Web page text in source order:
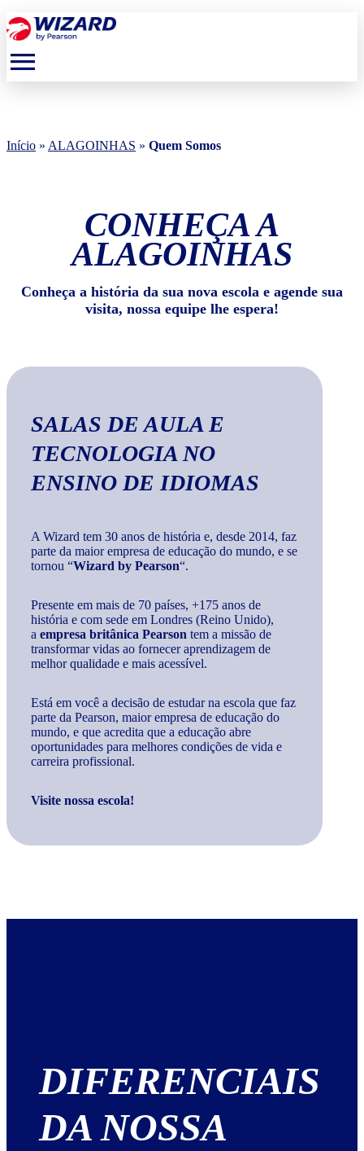
menu
Início » ALAGOINHAS » Quem Somos
CONHEÇA A
ALAGOINHAS
Conheça a história da sua nova escola e agende sua
visita, nossa equipe lhe espera!
SALAS DE AULA E
TECNOLOGIANO
ENSINO DE IDIOMAS
A Wizard tem 30 anos de história e, desde 2014, faz
parte da maior empresa de educação do mundo, e se
tornou “Wizard by Pearson“.
Presente em mais de 70 países, +175 anos de
história e com sede em Londres (Reino Unido),
a empresa britânica Pearson tem a missão de
transformar vidas ao fornecer aprendizagem de
melhor qualidade e mais acessível.
Está em você a decisão de estudar na escola que faz
parte da Pearson, maior empresa de educação do
mundo, e que acredita que a educação abre
oportunidades para melhores condições de vida e
carreira profissional.
Visite nossa escola!
DIFERENCIAIS
DA NOSSA